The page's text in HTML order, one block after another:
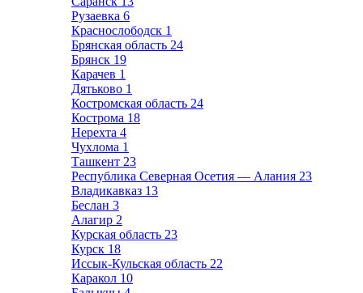
Рузаевка 6
Краснослободск 1
Брянская область 24
Брянск 19
Карачев 1
Дятьково 1
Костромская область 24
Кострома 18
Нерехта 4
Чухлома 1
Ташкент 23
Республика Северная Осетия — Алания 23
Владикавказ 13
Беслан 3
Алагир 2
Курская область 23
Курск 18
Иссык-Кульская область 22
Каракол 10